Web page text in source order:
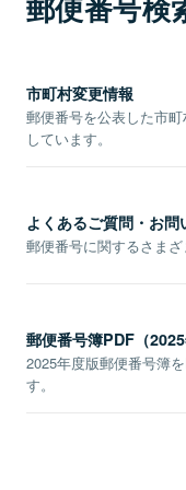
郵便番号検
市町村変更情報
郵便番号を公表した市
しています。
よくあるご質問・お問
郵便番号に関するさまざ
郵便番号簿PDF（2025
2025年度版郵便番号簿
す。